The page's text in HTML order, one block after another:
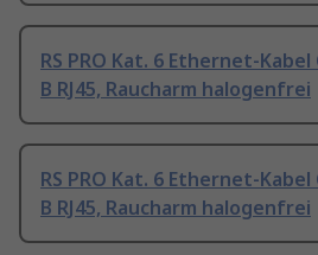
RS PRO Kat. 6 Ethernet-
B RJ45, Raucharm halogenfrei
RS PRO Kat. 6 Ethernet-
B RJ45, Raucharm halogenfrei